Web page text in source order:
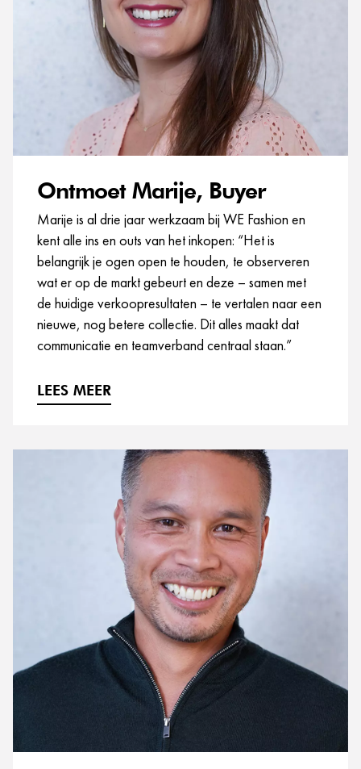
Ontmoet Marije, Buyer
Marije is al drie jaar werkzaam bij WE Fashion en
kent alle ins en outs van het inkopen: “Het is
belangrijk je ogen open te houden, te observeren
wat er op de markt gebeurt en deze – samen met
de huidige verkoopresultaten – te vertalen naar een
nieuwe, nog betere collectie. Dit alles maakt dat
communicatie en teamverband centraal staan.”
LEES MEER